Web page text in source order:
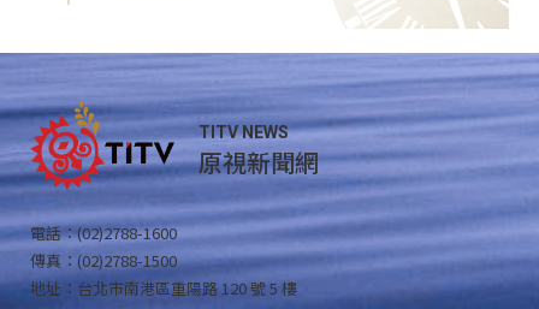
TITV NEWS
原視新聞網
電話：(02)2788-1600
傳真：(02)2788-1500
地址：台北市南港區重陽路 120 號 5 樓